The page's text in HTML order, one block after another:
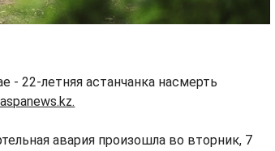
22-летняя астанчанка насмерть
авария произошла во вторник, 7